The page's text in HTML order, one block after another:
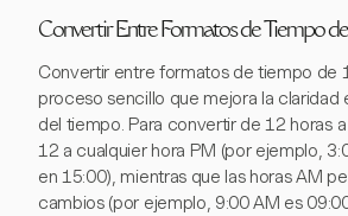
Convertir Entre Formatos de Tiempo
Convertir entre formatos de tiempo de
proceso sencillo que mejora la claridad
del tiempo. Para convertir de 12 horas
12 a cualquier hora PM (por ejemplo,
en 15:00), mientras que las horas AM
cambios (por ejemplo, 9:00 AM es